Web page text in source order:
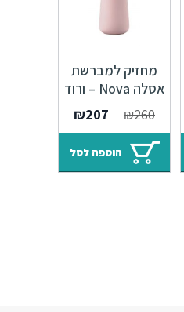
מחזיק למברשת
אסלה Nova – ורוד
₪260
המחיר
המקורי
היה:
₪260.
₪207
הנוכחי
הוא:
₪207.
הוספה לסל